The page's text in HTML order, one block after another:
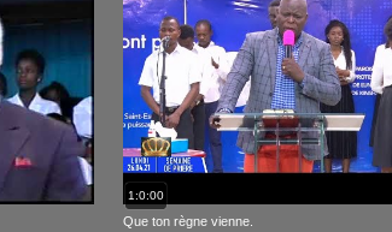
1:0:00
Que ton règne vienne.